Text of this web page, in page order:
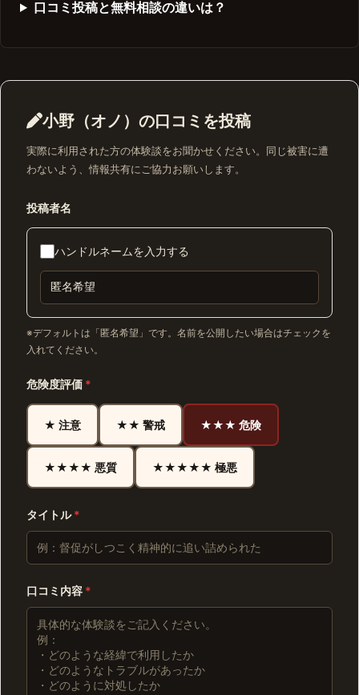
口コミ投稿と無料相談の違いは？
小野（オノ）の口コミを投稿
実際に利用された方の体験談をお聞かせください。同じ被害に遭
わないよう、情報共有にご協力お願いします。
投稿者名
ハンドルネームを入力する
※デフォルトは「匿名希望」です。名前を公開したい場合はチェックを
入れてください。
危険度評価 *
★ 注意 ★★ 警戒 ★★★ 危険
★★★★ 悪質 ★★★★★ 極悪
タイトル*
口コミ内容 *